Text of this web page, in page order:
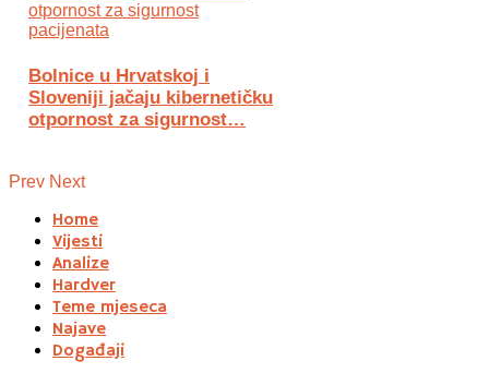
Bolnice u Hrvatskoj i
Sloveniji jačaju kibernetičku
otpornost za sigurnost…
Prev Next
Home
Vijesti
Analize
Hardver
Teme mjeseca
Najave
Događaji